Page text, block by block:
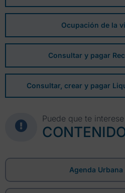
Ocupación de la
Consultar y pagar
Consultar, crear y pagar
Puede que te interese
Agenda